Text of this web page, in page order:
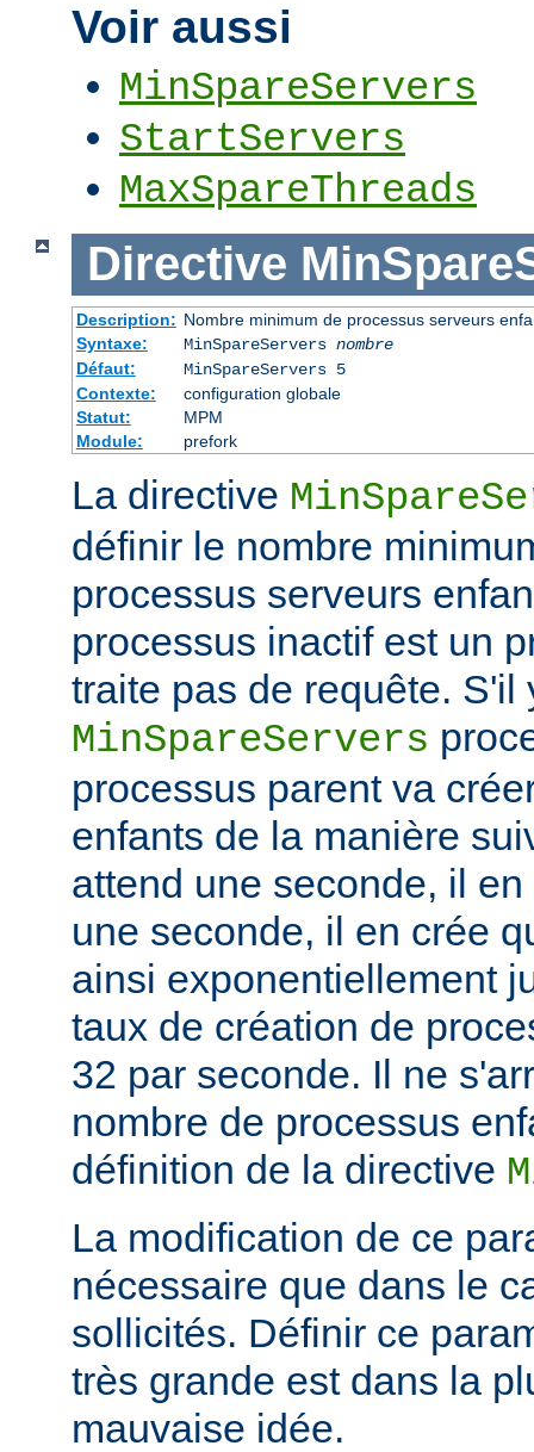
Voir aussi
MinSpareServers
StartServers
MaxSpareThreads
Directive
Description: Nombre minimum de processus serveurs
Syntaxe:
MinSpareServers nombre
Défaut:
MinSpareServers 5
Contexte:
configuration globale
Statut:
MPM
Module:
prefork
La directive
définir le nombre
processus serveurs
processus inactif est un
traite pas de requête. S'il
MinSpareServers
processus parent va
enfants de la manière
attend une seconde, il
une seconde, il en crée
ainsi exponentiellement
taux de création de
32 par seconde. Il ne
nombre de processus
définition de la directive
La modification de ce
nécessaire que dans le
sollicités. Définir ce
très grande est dans la
mauvaise idée.